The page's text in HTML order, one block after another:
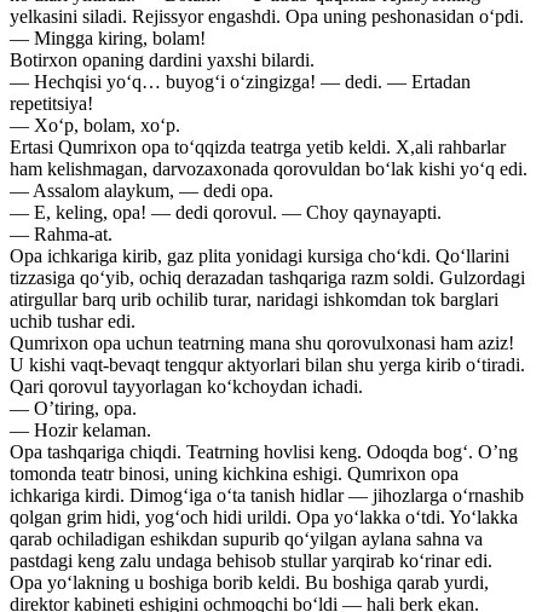
yelkasini siladi. Rejissyor engashdi. Opa uning peshonasidan o‘pdi.
— Mingga kiring, bolam!
Botirxon opaning dardini yaxshi bilardi.
— Hechqisi yo‘q… buyog‘i o‘zingizga! — dedi. — Ertadan
repetitsiya!
— Xo‘p, bolam, xo‘p.
Ertasi Qumrixon opa to‘qqizda teatrga yetib keldi. X,ali rahbarlar
ham kelishmagan, darvozaxonada qorovuldan bo‘lak kishi yo‘q edi.
— Assalom alaykum, — dedi opa.
— E, keling, opa! — dedi qorovul. — Choy qaynayapti.
— Rahma-at.
Opa ichkariga kirib, gaz plita yonidagi kursiga cho‘kdi. Qo‘llarini
tizzasiga qo‘yib, ochiq derazadan tashqariga razm soldi. Gulzordagi
atirgullar barq urib ochilib turar, naridagi ishkomdan tok barglari
uchib tushar edi.
Qumrixon opa uchun teatrning mana shu qorovulxonasi ham aziz!
U kishi vaqt-bevaqt tengqur aktyorlari bilan shu yerga kirib o‘tiradi.
Qari qorovul tayyorlagan ko‘kchoydan ichadi.
— O’tiring, opa.
— Hozir kelaman.
Opa tashqariga chiqdi. Teatrning hovlisi keng. Odoqda bog‘. O’ng
tomonda teatr binosi, uning kichkina eshigi. Qumrixon opa
ichkariga kirdi. Dimog‘iga o‘ta tanish hidlar — jihozlarga o‘rnashib
qolgan grim hidi, yog‘och hidi urildi. Opa yo‘lakka o‘tdi. Yo‘lakka
qarab ochiladigan eshikdan supurib qo‘yilgan aylana sahna va
pastdagi keng zalu undaga behisob stullar yarqirab ko‘rinar edi.
Opa yo‘lakning u boshiga borib keldi. Bu boshiga qarab yurdi,
direktor kabineti eshigini ochmoqchi bo‘ldi — hali berk ekan.